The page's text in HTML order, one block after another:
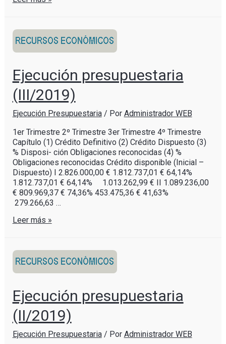
Ejecución presupuestaria
(III/2019)
Ejecución Presupuestaria/ Por Administrador WEB
1er Trimestre 2º Trimestre 3er Trimestre 4º Trimestre
Capítulo (1) Crédito Definitivo (2) Crédito Dispuesto (3)
% Disposi- ción Obligaciones reconocidas (4) %
Obligaciones reconocidas Crédito disponible (Inicial –
Dispuesto) I 2.826.000,00 € 1.812.737,01 € 64,14%
1.812.737,01 € 64,14% 1.013.262,99 € II 1.089.236,00
€ 809.969,37 € 74,36% 453.475,36 € 41,63%
279.266,63 …
Leer más »
Ejecución presupuestaria
(II/2019)
Ejecución Presupuestaria/ Por Administrador WEB